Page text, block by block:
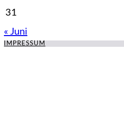
31
« Juni
IMPRESSUM